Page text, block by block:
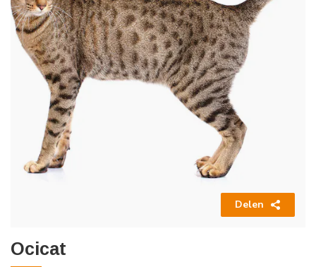
Delen
Ocicat